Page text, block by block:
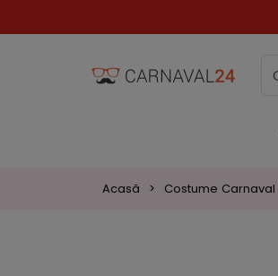
Acasă Costume Carnaval